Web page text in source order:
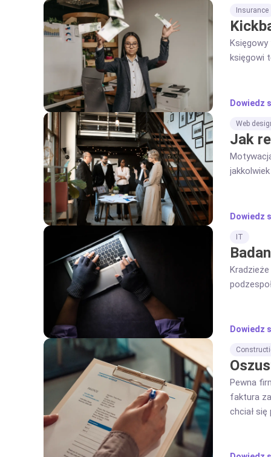
Insurance
Księgowy
księgowi
Dowiedz
Web
Jak
Dowiedz
IT
Dowiedz
Pewna
faktura
chciał